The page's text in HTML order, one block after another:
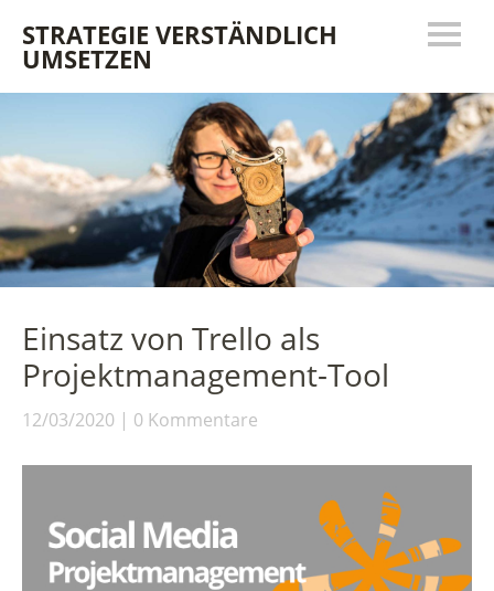
STRATEGIE VERSTÄNDLICH
UMSETZEN
Einsatz von Trello als
Projektmanagement-Tool
12/03/2020 0 Kommentare